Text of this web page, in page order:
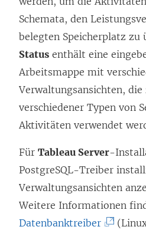
Schemata, den
belegten Speicherplatz zu
Status enthält eine
Arbeitsmappe mit
Verwaltungsansichten, die
verschiedener Typen von
Aktivitäten verwendet
Für Tableau Server-
PostgreSQL-Treiber
Verwaltungsansichten
Weitere Informationen
Datenbanktreiber(